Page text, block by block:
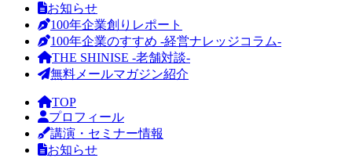
お知らせ
100年企業創りレポート
100年企業のすすめ -経営ナレッジコラム-
THE SHINISE -老舗対談-
無料メールマガジン紹介
TOP
プロフィール
講演・セミナー情報
お知らせ